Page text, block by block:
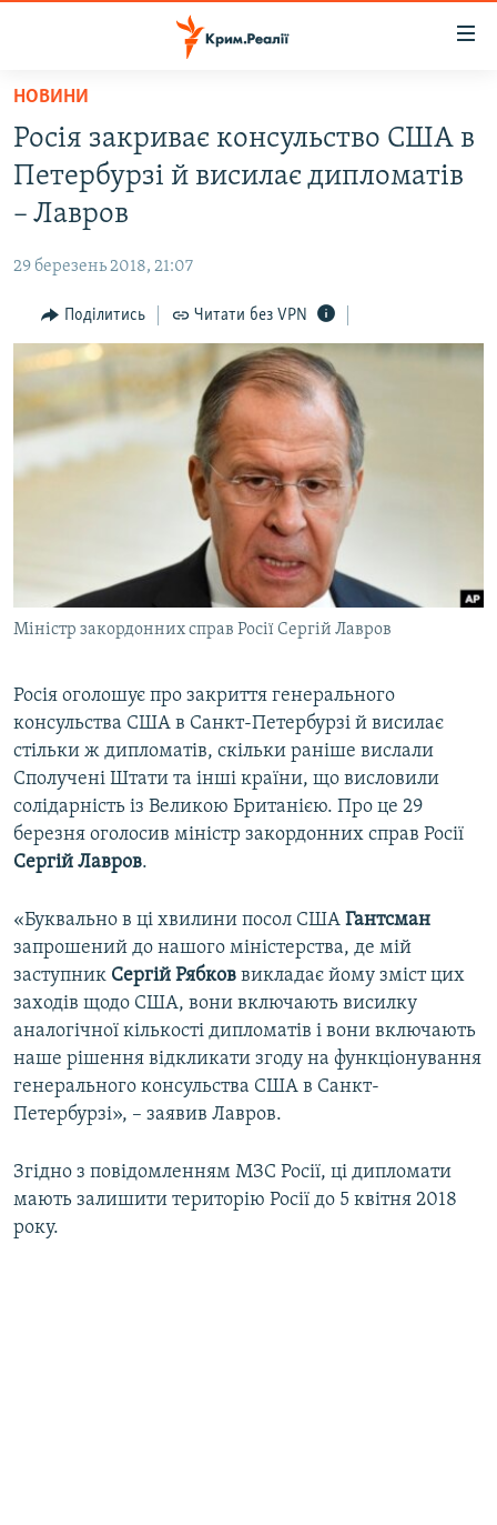
Перейти
основного
матеріалу
Перейти
основної
навігації
Перейти
до
пошуку
ВОДА.КРИМ
ВІДЕО ТА ФОТО
БЛОГИ
ПОГЛЯД
ІНТЕРВ'Ю
ВСЕ ЗА ДЕНЬ
СПЕЦПРОЕКТИ
СВІДЧЕННЯ ОКУПАЦІЇ
УКРАЇНСЬКА ПРОБЛЕМА КРИМУ
ІНФОГРАФІКА
ЯК ОБІЙТИ БЛОКУВАННЯ
ДОЛУЧАЙСЯ!
Усі сайти RFE/RL
НОВИНИ
Росія закриває консульство США в
Петербурзі й висилає дипломатів
– Лавров
29 березень 2018, 21:07
Поділитись Читати без VPN
Міністр закордонних справ Росії Сергій Лавров
Росія оголошує про закриття генерального
консульства США в Санкт-Петербурзі й висилає
стільки ж дипломатів, скільки раніше вислали
Сполучені Штати та інші країни, що висловили
солідарність із Великою Британією. Про це 29
березня оголосив міністр закордонних справ Росії
Сергій Лавров.
«Буквально в ці хвилини посол США Гантсман
запрошений до нашого міністерства, де мій
заступник Сергій Рябков викладає йому зміст цих
заходів щодо США, вони включають висилку
аналогічної кількості дипломатів і вони включають
наше рішення відкликати згоду на функціонування
генерального консульства США в Санкт-
Петербурзі», – заявив Лавров.
Згідно з повідомленням МЗС Росії, ці дипломати
мають залишити територію Росії до 5 квітня 2018
року.